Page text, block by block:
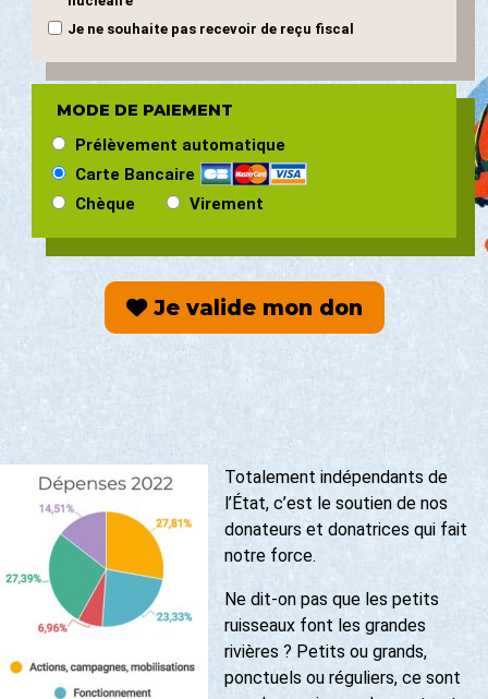
Je ne souhaite pas recevoir de reçu fiscal
MODE DE PAIEMENT
Prélèvement automatique
Carte Bancaire
Chèque
Virement
Je valide mon don
Totalement indépendants de
l’État, c’est le soutien de nos
donateurs et donatrices qui fait
notre force.
Ne dit-on pas que les petits
ruisseaux font les grandes
rivières ? Petits ou grands,
ponctuels ou réguliers, ce sont